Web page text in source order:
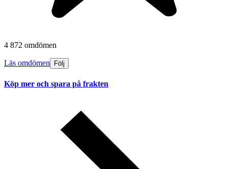
4 872 omdömen
Läs omdömen Följ
Köp mer och spara på frakten